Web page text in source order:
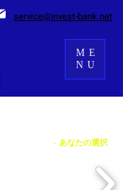
service@invest-bank.net
ME
NU
- あなたの選択